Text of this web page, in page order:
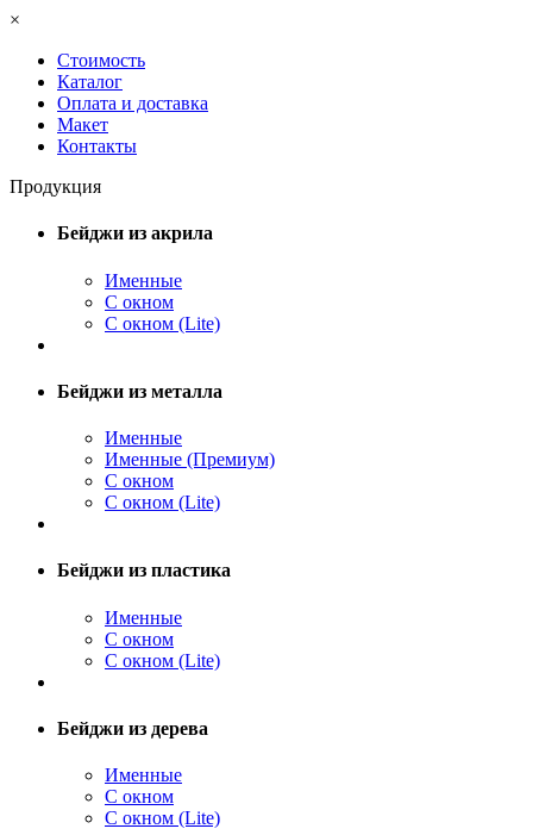
×
Стоимость
Каталог
Оплата и доставка
Макет
Контакты
Продукция
Бейджи из акрила
Именные
С окном
С окном (Lite)
Бейджи из металла
Именные
Именные (Премиум)
С окном
С окном (Lite)
Бейджи из пластика
Именные
С окном
С окном (Lite)
Бейджи из дерева
Именные
С окном
С окном (Lite)